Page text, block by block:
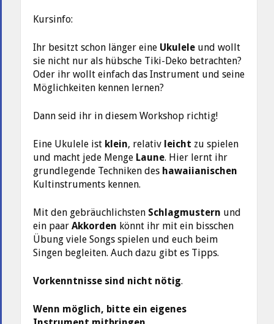
Kursinfo:
Ihr besitzt schon länger eine Ukulele und wollt
sie nicht nur als hübsche Tiki-Deko betrachten?
Oder ihr wollt einfach das Instrument und seine
Möglichkeiten kennen lernen?
Dann seid ihr in diesem Workshop richtig!
Eine Ukulele ist klein, relativ leicht zu spielen
und macht jede Menge Laune. Hier lernt ihr
grundlegende Techniken des hawaiianischen
Kultinstruments kennen.
Mit den gebräuchlichsten Schlagmustern und
ein paar Akkorden könnt ihr mit ein bisschen
Übung viele Songs spielen und euch beim
Singen begleiten. Auch dazu gibt es Tipps.
Vorkenntnisse sind nicht nötig.
Wenn möglich, bitte ein eigenes